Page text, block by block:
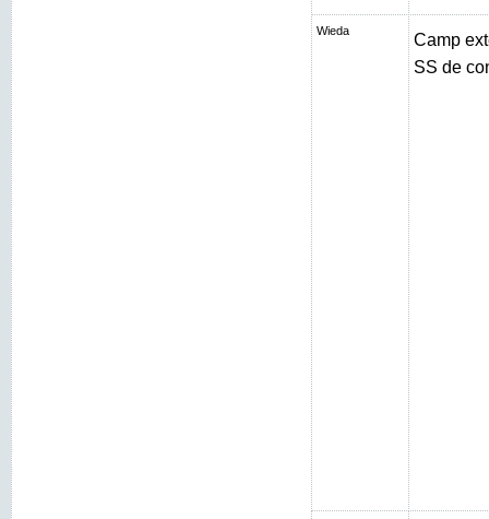
Wieda
Camp
SS de